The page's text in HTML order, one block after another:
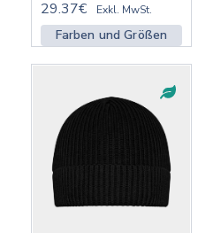
29.37€
Exkl. MwSt.
Farben und Größen